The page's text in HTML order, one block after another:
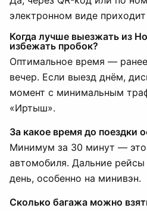
электронном виде
Когда лучше выезжать из
избежать пробок?
Оптимальное время —
вечер. Если выезд днём,
момент с минимальным
«Иртыш».
За какое время до поездки
Минимум за 30 минут —
автомобиля. Дальние
день, особенно на минивэн.
Сколько багажа можно